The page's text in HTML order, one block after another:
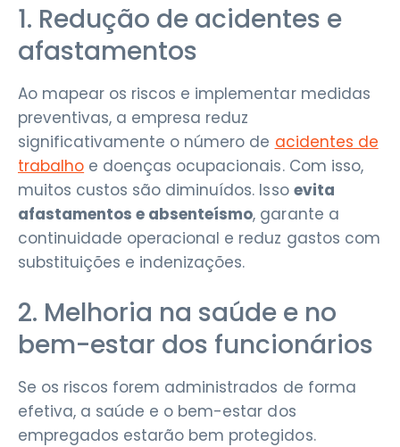
1. Redução de acidentes e
afastamentos
Ao mapear os riscos e implementar medidas
preventivas, a empresa reduz
significativamente o número de acidentes de
trabalho e doenças ocupacionais. Com isso,
muitos custos são diminuídos. Isso evita
afastamentos e absenteísmo, garante a
continuidade operacional e reduz gastos com
substituições e indenizações.
2. Melhoria na saúde e no
bem-estar dos funcionários
Se os riscos forem administrados de forma
efetiva, a saúde e o bem-estar dos
empregados estarão bem protegidos.